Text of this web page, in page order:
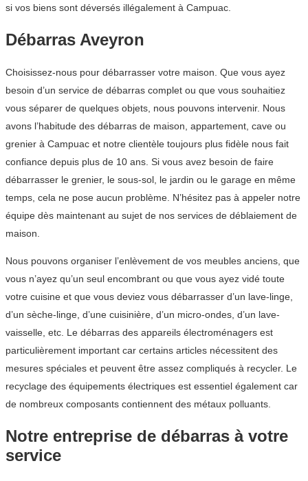
si vos biens sont déversés illégalement à Campuac.
Débarras Aveyron
Choisissez-nous pour débarrasser votre maison. Que vous ayez
besoin d’un service de débarras complet ou que vous souhaitiez
vous séparer de quelques objets, nous pouvons intervenir. Nous
avons l’habitude des débarras de maison, appartement, cave ou
grenier à Campuac et notre clientèle toujours plus fidèle nous fait
confiance depuis plus de 10 ans. Si vous avez besoin de faire
débarrasser le grenier, le sous-sol, le jardin ou le garage en même
temps, cela ne pose aucun problème. N’hésitez pas à appeler notre
équipe dès maintenant au sujet de nos services de déblaiement de
maison.
Nous pouvons organiser l’enlèvement de vos meubles anciens, que
vous n’ayez qu’un seul encombrant ou que vous ayez vidé toute
votre cuisine et que vous deviez vous débarrasser d’un lave-linge,
d’un sèche-linge, d’une cuisinière, d’un micro-ondes, d’un lave-
vaisselle, etc. Le débarras des appareils électroménagers est
particulièrement important car certains articles nécessitent des
mesures spéciales et peuvent être assez compliqués à recycler. Le
recyclage des équipements électriques est essentiel également car
de nombreux composants contiennent des métaux polluants.
Notre entreprise de débarras à votre
service